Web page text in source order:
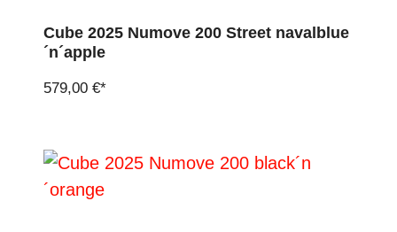
Cube 2025 Numove 200 Street navalblue
´n´apple
579,00 €*